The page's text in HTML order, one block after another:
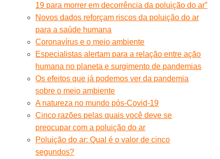
19 para morrer em decorrência da poluição do ar”
Novos dados reforçam riscos da poluição do ar
para a saúde humana
Coronavírus e o meio ambiente
Especialistas alertam para a relação entre ação
humana no planeta e surgimento de pandemias
Os efeitos que já podemos ver da pandemia
sobre o meio ambiente
A natureza no mundo pós-Covid-19
Cinco razões pelas quais você deve se
preocupar com a poluição do ar
Poluição do ar: Qual é o valor de cinco
segundos?